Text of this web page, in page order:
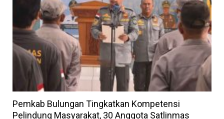
Pemkab Bulungan Tingkatkan Kompetensi
Pelindung Masyarakat, 30 Anggota Satlinmas